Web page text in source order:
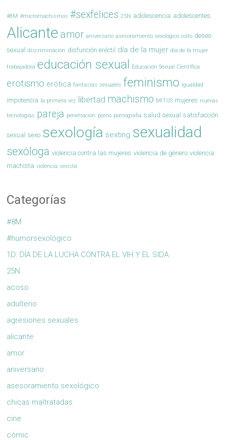
#8M #micromachismos #sexfelices 25N adolescencia adolescentes
Alicante amor aniversario asesoramiento sexológico coito deseo
sexual
discriminación disfunción eréctil día de la mujer día de la mujer
trabajadora educación sexual Educación Sexual Científica
erotismo erótica fantasías sexuales feminismo igualdad
impotencia la primera vez libertad machismo MITOS mujeres nuevas
tecnologías pareja penetración porno pornografia salud sexual satisfacción
sexual sexo sexología sexting sexualidad
sexóloga violencia contra las mujeres violencia de género violencia
machista violencia sexista
Categorías
#8M
#humorsexológico
1D: DÍA DE LA LUCHA CONTRA EL VIH Y EL SIDA
25N
acoso
adulterio
agresiones sexuales
alicante
amor
aniversario
asesoramiento sexológico
chicas maltratadas
cine
cómic